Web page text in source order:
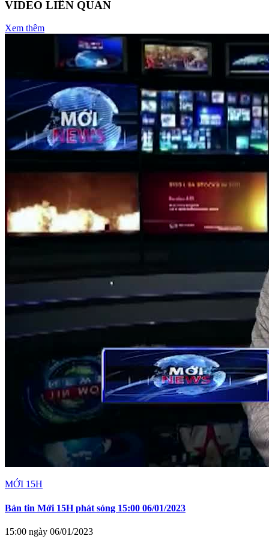
VIDEO LIÊN QUAN
Xem thêm
MỚI 15H
Bản tin Mới 15H phát sóng 15:00 06/01/2023
15:00 ngày 06/01/2023